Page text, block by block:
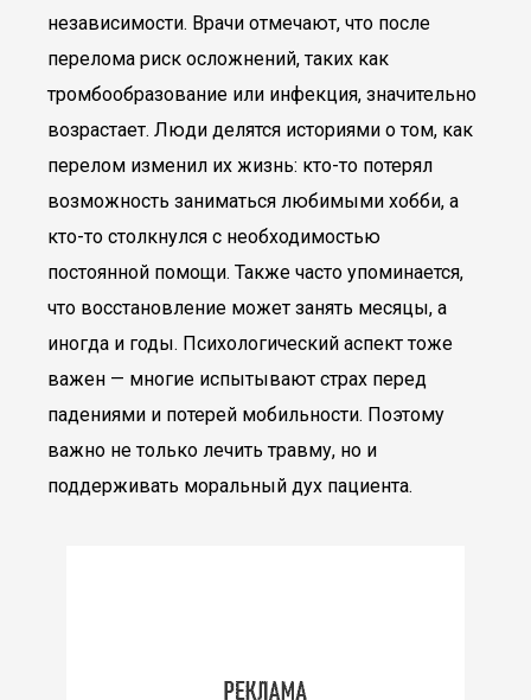
независимости. Врачи отмечают, что после
перелома риск осложнений, таких как
тромбообразование или инфекция, значительно
возрастает. Люди делятся историями о том, как
перелом изменил их жизнь: кто-то потерял
возможность заниматься любимыми хобби, а
кто-то столкнулся с необходимостью
постоянной помощи. Также часто упоминается,
что восстановление может занять месяцы, а
иногда и годы. Психологический аспект тоже
важен — многие испытывают страх перед
падениями и потерей мобильности. Поэтому
важно не только лечить травму, но и
поддерживать моральный дух пациента.